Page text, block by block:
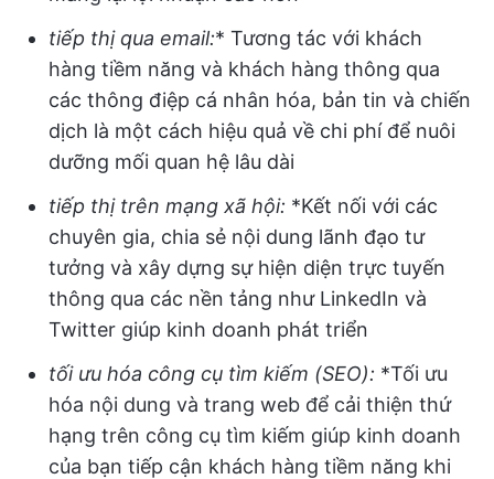
tiếp thị qua email:* Tương tác với khách
hàng tiềm năng và khách hàng thông qua
các thông điệp cá nhân hóa, bản tin và chiến
dịch là một cách hiệu quả về chi phí để nuôi
dưỡng mối quan hệ lâu dài
tiếp thị trên mạng xã hội: *Kết nối với các
chuyên gia, chia sẻ nội dung lãnh đạo tư
tưởng và xây dựng sự hiện diện trực tuyến
thông qua các nền tảng như LinkedIn và
Twitter giúp kinh doanh phát triển
tối ưu hóa công cụ tìm kiếm (SEO): *Tối ưu
hóa nội dung và trang web để cải thiện thứ
hạng trên công cụ tìm kiếm giúp kinh doanh
của bạn tiếp cận khách hàng tiềm năng khi